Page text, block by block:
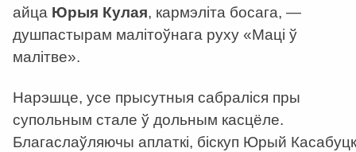
айца Юрыя Кулая, кармэліта босага, —
душпастырам малітоўнага руху «Маці ў
малітве».
Нарэшце, усе прысутныя сабраліся пры
супольным стале ў дольным касцёле.
Благаслаўляючы аплаткі, біскуп Юрый